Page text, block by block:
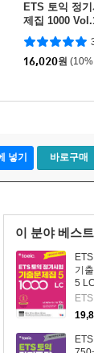
ETS 토익 정
제집 1000
NG(리스닝)
16,020원
넣기 바로구매
이 분야 베스
기
5 LC